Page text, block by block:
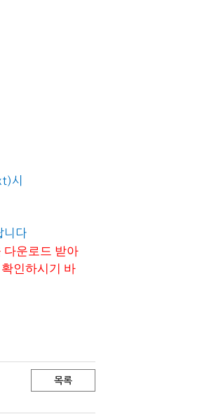
시
니다
다운로드 받아
인하시기 바
목록